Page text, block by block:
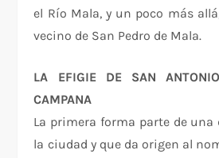
el Río Mala, y un poco más
vecino de San Pedro de Mala.
LA EFIGIE DE SAN
CAMPANA
La primera forma parte de una
la ciudad y que da origen al